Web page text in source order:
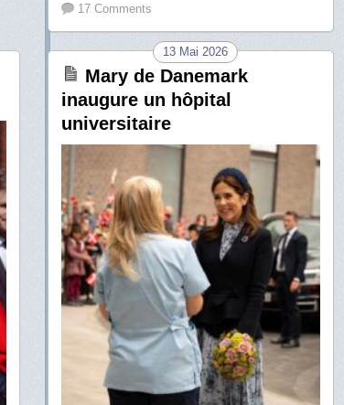
17 Comments
13 Mai 2026
Mary de Danemark
inaugure un hôpital
universitaire